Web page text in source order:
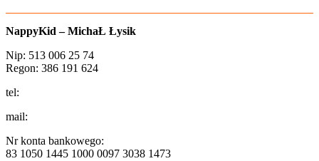
NappyKid – MichaŁ Łysik
Nip: 513 006 25 74
Regon: 386 191 624
tel:
mail:
Nr konta bankowego:
83 1050 1445 1000 0097 3038 1473